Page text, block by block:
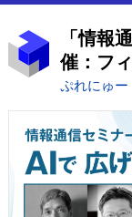
「情報
催：フ
ぷれにゅー